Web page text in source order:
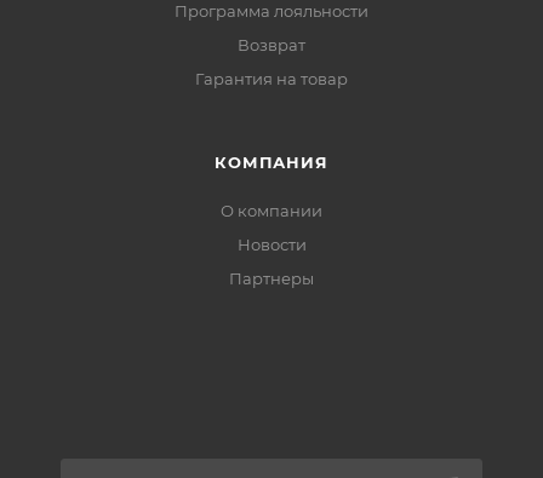
Программа лояльности
Возврат
Гарантия на товар
КОМПАНИЯ
О компании
Новости
Партнеры